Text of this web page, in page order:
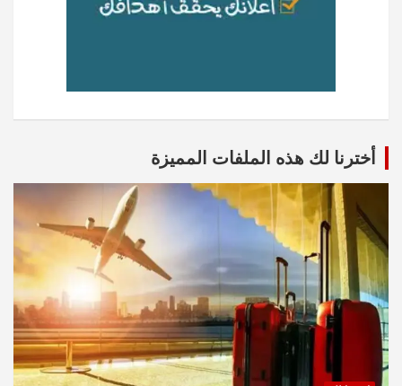
أخترنا لك هذه الملفات المميزة